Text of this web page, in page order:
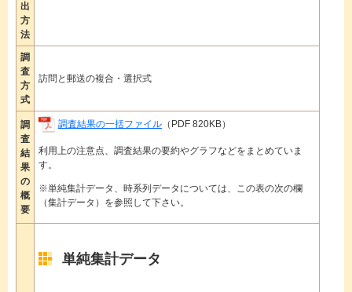
出
方
法
調
査
方
式
訪問と郵送の複合・選択式
調
査
結
果
の
概
要
調査結果の一括ファイル （PDF 820KB）
利用上の注意点、調査結果の要約やグラフなどをまとめていま
す。
※単純集計データ、時系列データについては、この表の次の欄
（集計データ）を参照して下さい。
単純集計データ